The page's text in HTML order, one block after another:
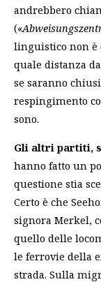
andrebbero
(«
linguistico non è
quale distanza
se saranno
respingimento
sono.
Gli altri partiti,
hanno fatto un
questione stia
Certo è che
signora Merkel,
quello delle
le ferrovie della
strada. Sulla